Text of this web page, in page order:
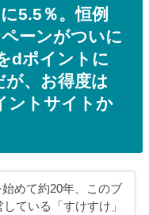
5.5％。恒例
ーンがついに
dポイントに
、お得度は
ントサイトか
めて約20年、このブ
ている「すけすけ」